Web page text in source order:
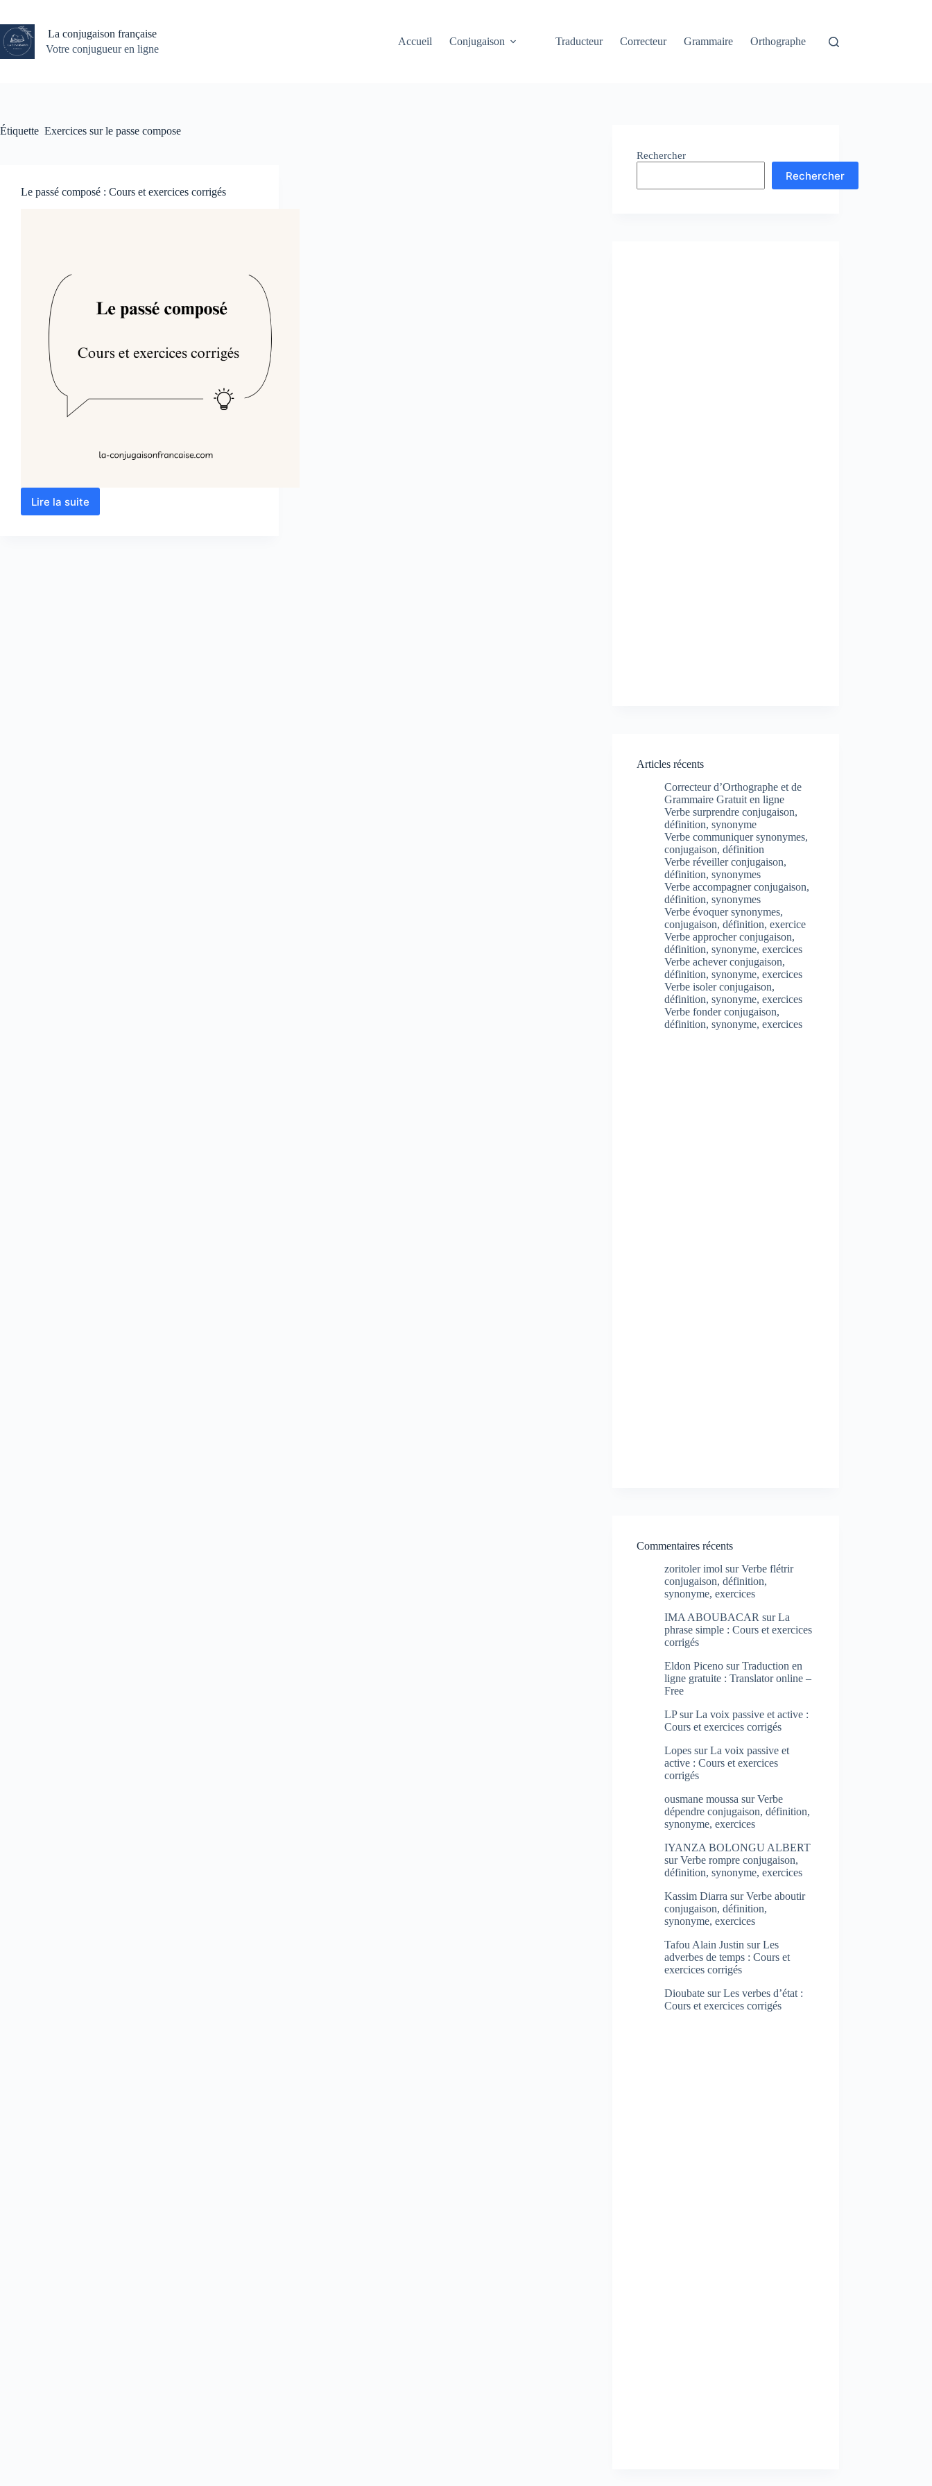
contenu
La conjugaison française
Votre conjugueur en ligne
Accueil Conjugaison Traducteur Correcteur Grammaire Orthographe
Étiquette Exercices sur le passe compose
Le passé composé : Cours et exercices corrigés
Lire la suite
Le
Rechercher
Rechercher
Articles récents
Correcteur d’Orthographe et de
Grammaire Gratuit en ligne
Verbe surprendre conjugaison,
définition, synonyme
Verbe communiquer synonymes,
conjugaison, définition
Verbe réveiller conjugaison,
définition, synonymes
Verbe accompagner conjugaison,
définition, synonymes
Verbe évoquer synonymes,
conjugaison, définition, exercice
Verbe approcher conjugaison,
définition, synonyme, exercices
Verbe achever conjugaison,
définition, synonyme, exercices
Verbe isoler conjugaison,
définition, synonyme, exercices
Verbe fonder conjugaison,
définition, synonyme, exercices
Commentaires récents
zoritoler imol surVerbe flétrir
conjugaison, définition,
synonyme, exercices
IMA ABOUBACAR surLa
phrase simple : Cours et exercices
corrigés
Eldon Piceno surTraduction en
ligne gratuite : Translator online –
Free
LPsurLa voix passive et active :
Cours et exercices corrigés
Lopes surLa voix passive et
active : Cours et exercices
corrigés
ousmane moussa surVerbe
dépendre conjugaison, définition,
synonyme, exercices
IYANZA BOLONGU ALBERT
surVerbe rompre conjugaison,
définition, synonyme, exercices
Kassim Diarra surVerbe aboutir
conjugaison, définition,
synonyme, exercices
Tafou Alain Justin surLes
adverbes de temps : Cours et
exercices corrigés
Dioubate surLes verbes d’état :
Cours et exercices corrigés